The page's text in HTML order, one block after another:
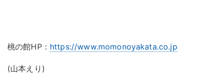
桃の館HP： https://www.momonoyakata.co.jp
(山本えり)